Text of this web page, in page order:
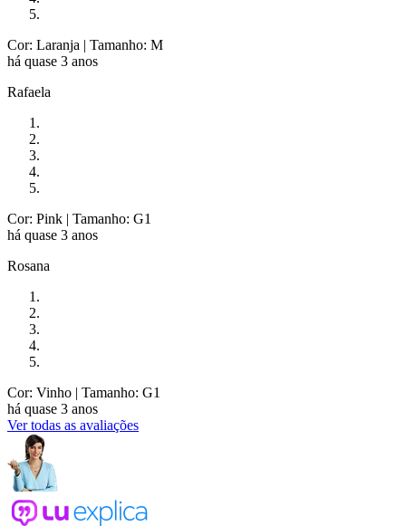
Cor: Laranja | Tamanho: M
há quase 3 anos
Rafaela
Cor: Pink | Tamanho: G1
há quase 3 anos
Rosana
Cor: Vinho | Tamanho: G1
há quase 3 anos
Ver todas as avaliações